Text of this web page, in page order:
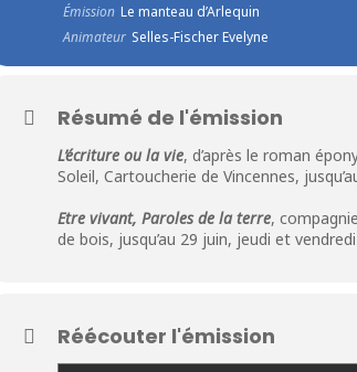
Émission Le manteau d’Arlequin
Animateur Selles-Fischer Evelyne
Résumé de l'émission
L’écriture ou la vie, d’après le roman
Soleil, Cartoucherie de Vincennes,
Etre vivant, Paroles de la terre,
de bois, jusqu’au 29 juin, jeudi et
Réécouter l'émission